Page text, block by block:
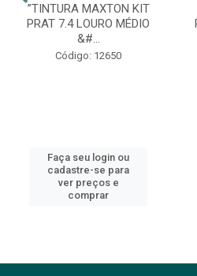
”TINTURA MAXTON KIT
PRAT 7.4 LOURO MÉDIO
&#...
Código: 12650
Faça seu login ou
cadastre-se para
ver preços e
comprar